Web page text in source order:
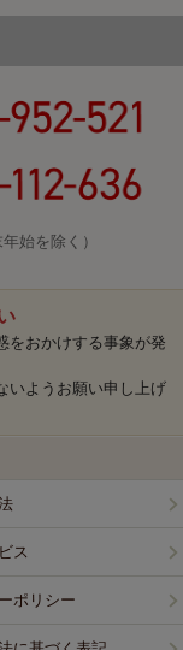
始を除く）
をおかけする事象が発
いようお願い申し上げ
ス
ポリシー